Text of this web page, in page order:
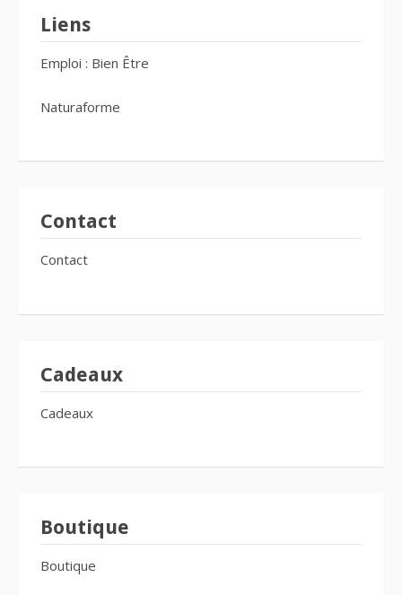
Liens
Emploi : Bien Être
Naturaforme
Contact
Contact
Cadeaux
Cadeaux
Boutique
Boutique